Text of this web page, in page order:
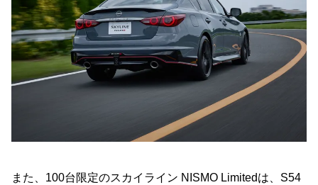
また、100台限定のスカイライン NISMO Limitedは、S54